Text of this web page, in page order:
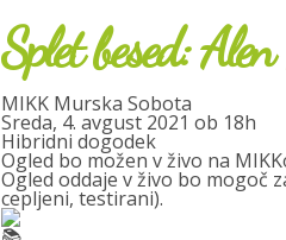
Splet besed:
MIKK Murska Sobota
Sreda, 4. avgust 2021 ob 18h
Hibridni dogodek
Ogled bo možen v živo na
Ogled oddaje v živo bo mogoč
cepljeni, testirani).